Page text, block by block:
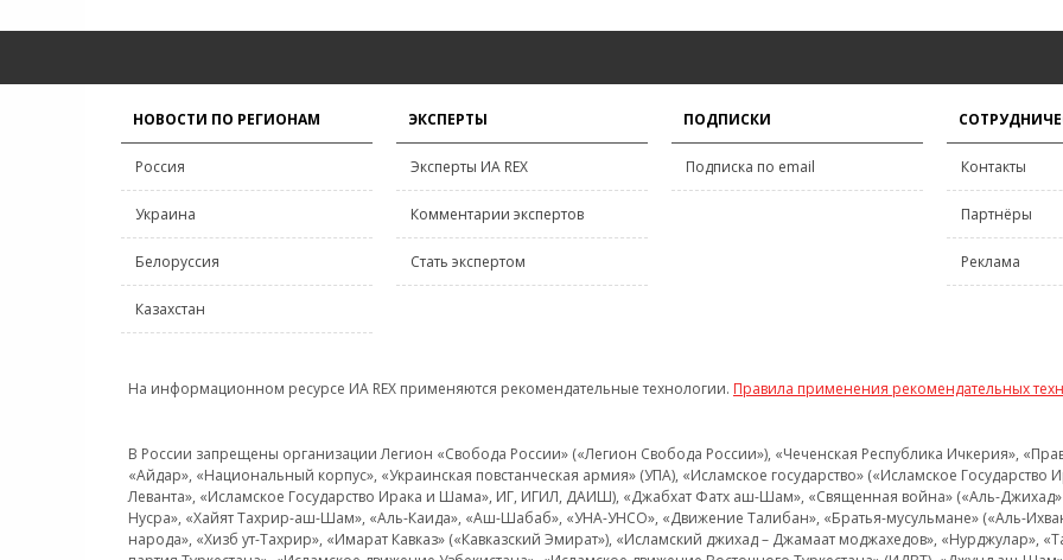
НОВОСТИ ПО РЕГИОНАМ
Россия
Украина
Белоруссия
Казахстан
ЭКСПЕРТЫ
Эксперты ИА REX
Комментарии экспертов
Стать экспертом
ПОДПИСКИ
Подписка по email Контакты
Партнёры
Реклама
На информационном ресурсе ИА REX применяются рекомендательные технологии. Правила применения рекомендательных
В России запрещены организации Легион «Свобода России» («Легион Свобода России»), «Чеченская Республика Ичкерия»,
«Айдар», «Национальный корпус», «Украинская повстанческая армия» (УПА), «Исламское государство» («Исламское
Леванта», «Исламское Государство Ирака и Шама», ИГ, ИГИЛ, ДАИШ), «Джабхат Фатх аш-Шам», «Священная война» («Аль-Джихад»
Нусра», «Хайят Тахрир-аш-Шам», «Аль-Каида», «Аш-Шабаб», «УНА-УНСО», «Движение Талибан», «Братья-мусульмане» («Аль-
народа», «Хизб ут-Тахрир», «Имарат Кавказ» («Кавказский Эмират»), «Исламский джихад – Джамаат моджахедов», «Нурджулар»,